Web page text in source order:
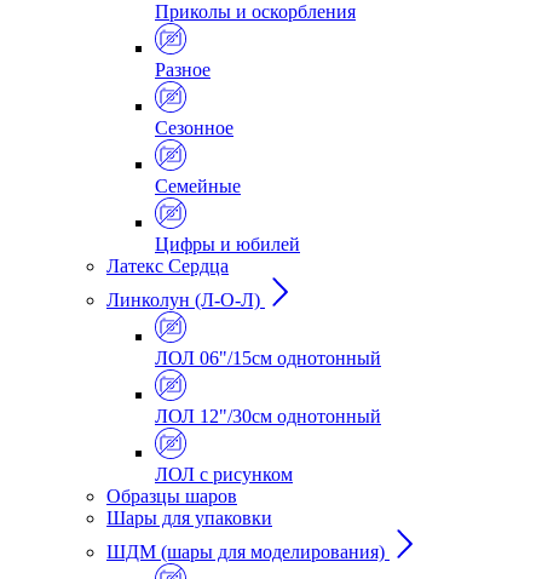
Приколы и оскорбления
Разное
Сезонное
Семейные
Цифры и юбилей
Латекс Сердца
Линколун (Л-О-Л)
ЛОЛ 06"/15см однотонный
ЛОЛ 12"/30см однотонный
ЛОЛ с рисунком
Образцы шаров
Шары для упаковки
ШДМ (шары для моделирования)